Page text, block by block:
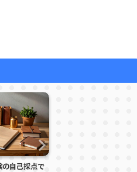
社会福祉士国家試験